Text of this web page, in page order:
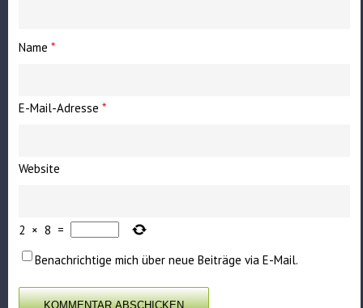
Name*
E-Mail-Adresse*
Website
2 × 8 =
Benachrichtige mich über neue Beiträge via E-Mail.